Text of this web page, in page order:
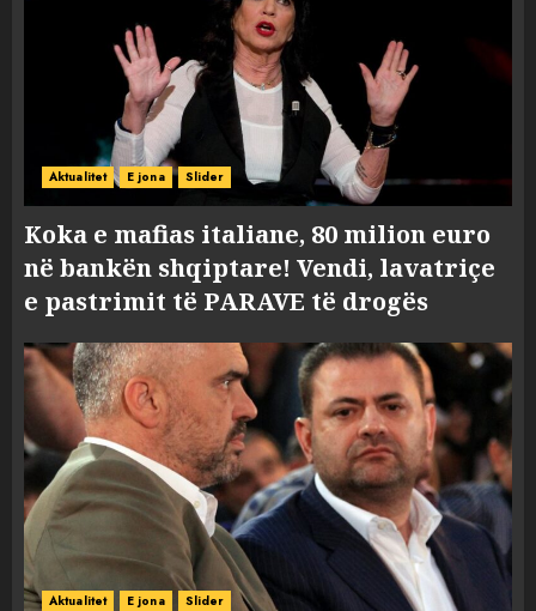
Aktualitet E jona Slider
Koka e mafias italiane, 80 milion euro
në bankën shqiptare! Vendi, lavatriçe
e pastrimit të PARAVE të drogës
Aktualitet E jona Slider